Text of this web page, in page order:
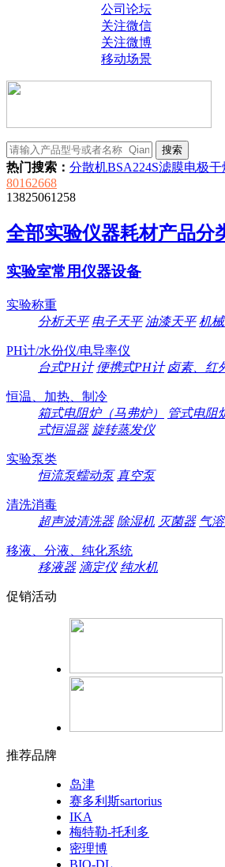
公司论坛
关注微信
关注微博
移动场景
热门搜索： 分散机BSA224S滤膜电极干
80162668
13825061258
全部实验仪器耗材产品分
实验室常用仪器设备
实验称重
分析天平 电子天平 油漆天平 机
PH计/水份仪/电导率仪
台式PH计 便携式PH计 卤素、红
恒温、加热、制冷
箱式电阻炉（马弗炉）
管式电阻
式恒温器 旋转蒸发仪
实验泵类
恒流泵蠕动泵 真空泵
清洗消毒
超声波清洗器 除湿机 灭菌器 气
移液、分液、纯化系统
移液器 滴定仪 纯水机
促销活动
推荐品牌
岛津
赛多利斯sartorius
IKA
梅特勒-托利多
密理博
BIO-DL